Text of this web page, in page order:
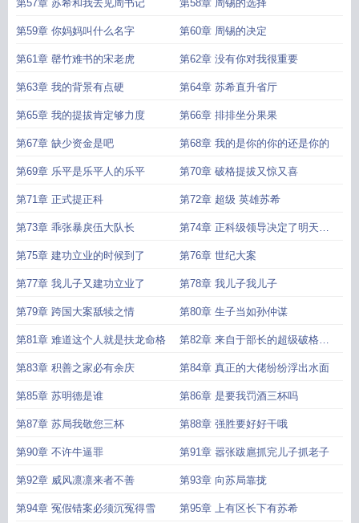
第57章 苏希和我去见周书记 第58章 周锡的选择
第59章 你妈妈叫什么名字 第60章 周锡的决定
第61章 罄竹难书的宋老虎 第62章 没有你对我很重要
第63章 我的背景有点硬 第64章 苏希直升省厅
第65章 我的提拔肯定够力度 第66章 排排坐分果果
第67章 缺少资金是吧 第68章 我的是你的你的还是你的
第69章 乐平是乐平人的乐平 第70章 破格提拔又惊又喜
第71章 正式提正科 第72章 超级 英雄苏希
第73章 乖张暴戾伍大队长 第74章 正科级领导决定了明天由
你们拉肚子
第75章 建功立业的时候到了 第76章 世纪大案
第77章 我儿子又建功立业了 第78章 我儿子我儿子
第79章 跨国大案舐犊之情 第80章 生子当如孙仲谋
第81章 难道这个人就是扶龙命格 第82章 来自于部长的超级破格提
拔
第83章 积善之家必有余庆 第84章 真正的大佬纷纷浮出水面
第85章 苏明德是谁 第86章 是要我罚酒三杯吗
第87章 苏局我敬您三杯 第88章 强胜要好好干哦
第90章 不许牛逼罪 第91章 嚣张跋扈抓完儿子抓老子
第92章 威风凛凛来者不善 第93章 向苏局靠拢
第94章 冤假错案必须沉冤得雪 第95章 上有区长下有苏希